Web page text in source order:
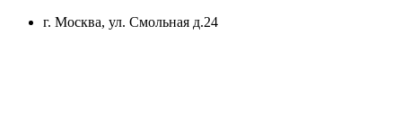
г. Москва, ул. Смольная д.24